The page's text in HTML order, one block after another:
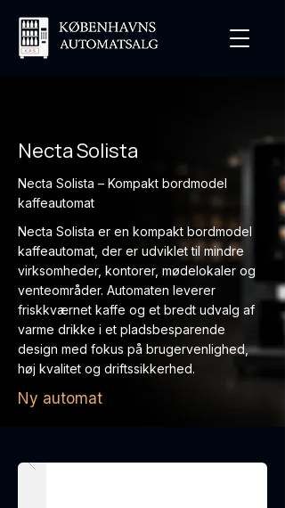
Necta Solista
Necta Solista – Kompakt bordmodel
kaffeautomat
Necta Solista er en kompakt bordmodel
kaffeautomat, der er udviklet til mindre
virksomheder, kontorer, mødelokaler og
venteområder. Automaten leverer
friskkværnet kaffe og et bredt udvalg af
varme drikke i et pladsbesparende
design med fokus på brugervenlighed,
høj kvalitet og driftssikkerhed.
Ny automat